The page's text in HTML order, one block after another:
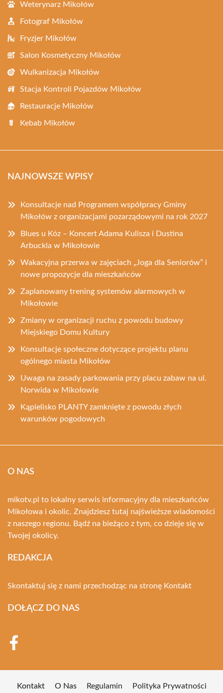
Weterynarz Mikołów
Fotograf Mikołów
Fryzjer Mikołów
Salon Kosmetyczny Mikołów
Wulkanizacja Mikołów
Stacja Kontroli Pojazdów Mikołów
Restauracje Mikołów
Kebab Mikołów
NAJNOWSZE WPISY
Konsultacje nad Programem współpracy Gminy
Mikołów z organizacjami pozarządowymi na rok 2027
Blues u Kóz – Koncert Adama Kulisza i Dustina
Arbuckla w Mikołowie
Wakacyjna przerwa w zajęciach „Joga dla Seniorów” i
nowe propozycje dla mieszkańców
Zaplanowany trening systemów alarmowych w
Mikołowie
Zmiany w organizacji ruchu z powodu budowy
Miejskiego Domu Kultury
Konsultacje społeczne dotyczące projektu planu
ogólnego miasta Mikołów
Uwaga na zasady parkowania przy placu zabaw na ul.
Norwida w Mikołowie
Kąpielisko PLANTY zamknięte z powodu złych
warunków pogodowych
O NAS
mikotv.pl to lokalny serwis informacyjny dla mieszkańców
Mikołowa i okolic. Znajdziesz tutaj najświeższe wiadomości
z naszego regionu. Bądź na bieżąco z tym, co dzieje się w
Twojej okolicy.
REDAKCJA
Skontaktuj się z nami przechodząc na stronę Kontakt
DOŁĄCZ DO NAS
Kontakt O Nas Regulamin Polityka Prywatności